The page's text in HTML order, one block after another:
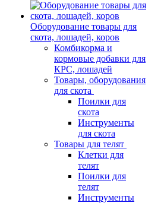
Оборудование товары для
скота, лошадей, коров
Комбикорма и
кормовые добавки для
КРС, лошадей
Товары, оборудования
для скота
Поилки для
скота
Инструменты
для скота
Товары для телят
Клетки для
телят
Поилки для
телят
Инструменты